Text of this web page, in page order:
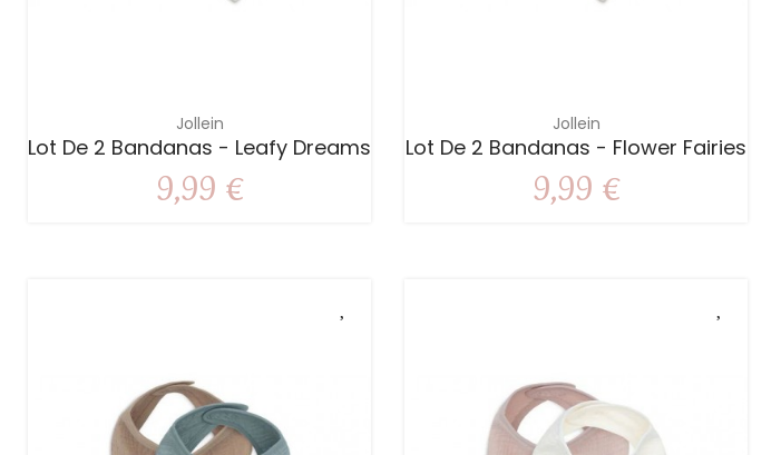
Jollein
Lot De 2 Bandanas - Leafy Dreams
9,99 €
Jollein
Lot De 2 Bandanas - Flower Fairies
9,99 €